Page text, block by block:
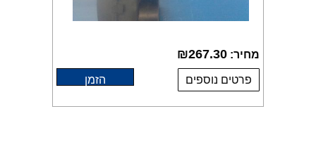
מחיר: ₪267.30
פרטים נוספים הזמן